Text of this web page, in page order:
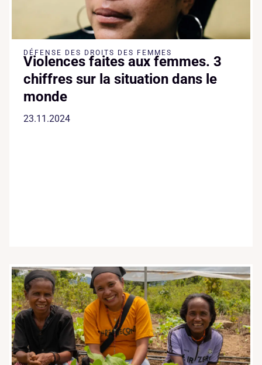
DÉFENSE DES DROITS DES FEMMES
Violences faites aux femmes. 3
chiffres sur la situation dans le
monde
23.11.2024